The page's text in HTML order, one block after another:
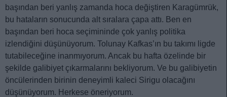
başından beri yanlış zamanda hoca değiştiren Karagümrük,
bu hataların sonucunda alt sıralara çapa attı. Ben en
başından beri hoca seçimininde çok yanlış politika
izlendiğini düşünüyorum. Tolunay Kafkas’ın bu takımı ligde
tutabileceğine inanmıyorum. Ancak bu hafta özelinde bir
şekilde galibiyet çıkarmalarını bekliyorum. Ve bu galibiyetin
öncülerinden birinin deneyimli kaleci Sirigu olacağını
düşünüyorum. Herkese öneriyorum.